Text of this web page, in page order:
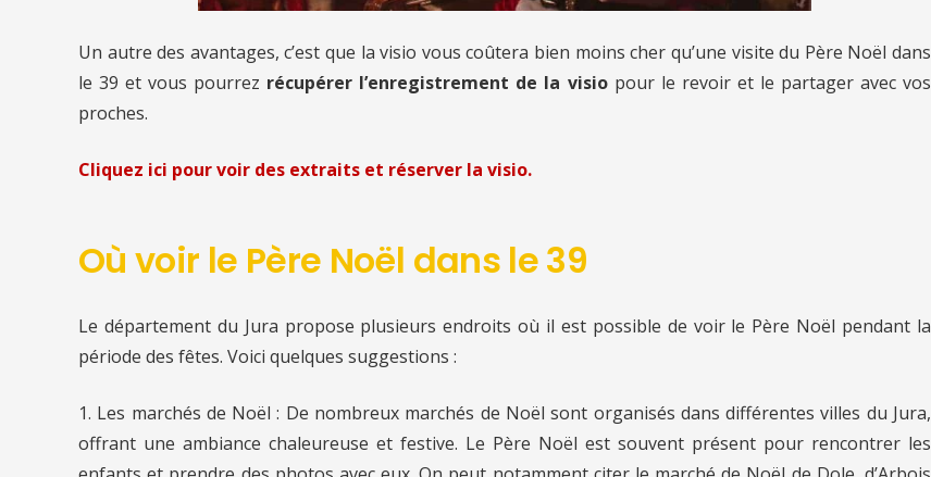
Un autre des avantages, c’est que la visio vous coûtera bien moins cher qu’une visite du Père Noël dans
le 39 et vous pourrez récupérer l’enregistrement de la visiopour le revoir et le partager avec vos
proches.
Cliquez ici pour voir des extraits et réserver la visio.
Où voir le Père Noël dans le 39
Le département du Jura propose plusieurs endroits où il est possible de voir le Père Noël pendant la
période des fêtes. Voici quelques suggestions :
1. Les marchés de Noël : De nombreux marchés de Noël sont organisés dans différentes villes du Jura,
offrant une ambiance chaleureuse et festive. Le Père Noël est souvent présent pour rencontrer les